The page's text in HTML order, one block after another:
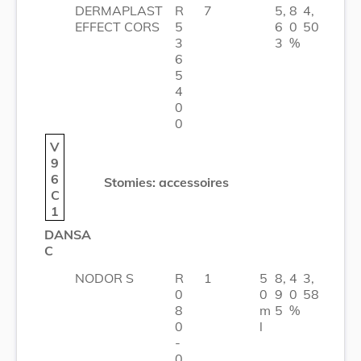
DERMAPLAST
EFFECT CORS
R
5
3
6
5
4
0
0
7
5,
6
3
8
0
%
4,
50
V
9
6
C
1
Stomies: accessoires
DANSA
C
NODOR S
R
0
8
0
-
1
5
0
m
l
8,
9
5
4
0
%
3,
58